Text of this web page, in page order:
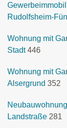
Rudolfsheim-
Wohnung mit
Stadt 446
Wohnung mit
Alsergrund 352
Landstraße 281